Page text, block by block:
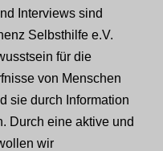
Interviews sind
Selbsthilfe e.V.
für die
von Menschen
sie durch Information
Durch eine aktive und
wir